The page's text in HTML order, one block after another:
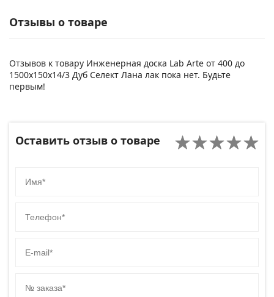
Отзывы о товаре
Отзывов к товару Инженерная доска Lab Arte от 400 до
1500х150х14/3 Дуб Селект Лана лак пока нет. Будьте
первым!
Оставить отзыв о товаре